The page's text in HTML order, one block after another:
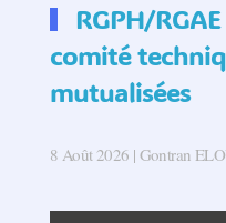
RGPH/
comité
mutualisées
8 Août 2026 | Gontran